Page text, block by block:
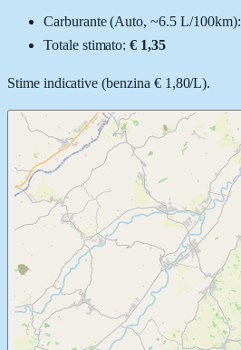
Carburante (Auto, ~6.5 L/100km):
Totale stimato:€ 1,35
Stime indicative (benzina € 1,80/L).